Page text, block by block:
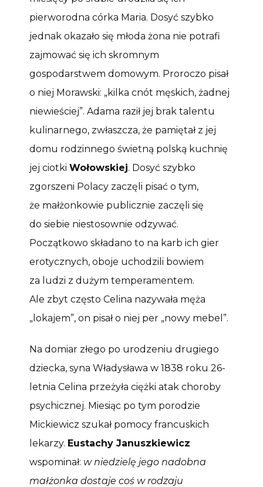
pierworodna córka Maria. Dosyć szybko
jednak okazało się młoda żona nie potrafi
zajmować się ich skromnym
gospodarstwem domowym. Proroczo pisał
o niej Morawski: „kilka cnót męskich, żadnej
niewieściej”. Adama raził jej brak talentu
kulinarnego, zwłaszcza, że pamiętał z jej
domu rodzinnego świetną polską kuchnię
jej ciotki Wołowskiej. Dosyć szybko
zgorszeni Polacy zaczęli pisać o tym,
że małżonkowie publicznie zaczęli się
do siebie niestosownie odzywać.
Początkowo składano to na karb ich gier
erotycznych, oboje uchodzili bowiem
za ludzi z dużym temperamentem.
Ale zbyt często Celina nazywała męża
„lokajem”, on pisał o niej per „nowy mebel”.
Na domiar złego po urodzeniu drugiego
dziecka, syna Władysława w 1838 roku 26-
letnia Celina przeżyła ciężki atak choroby
psychicznej. Miesiąc po tym porodzie
Mickiewicz szukał pomocy francuskich
lekarzy. Eustachy Januszkiewicz
wspominał: w niedzielę jego nadobna
małżonka dostaje coś w rodzaju